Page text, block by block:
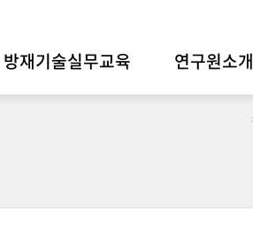
방재기술실무교육 연구원소개